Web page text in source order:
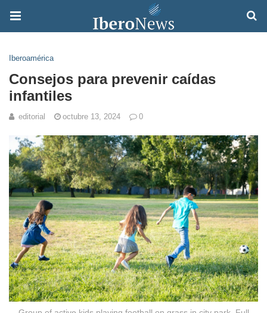
Iberoamérica
Consejos para prevenir caídas
infantiles
editorial octubre 13, 2024 0